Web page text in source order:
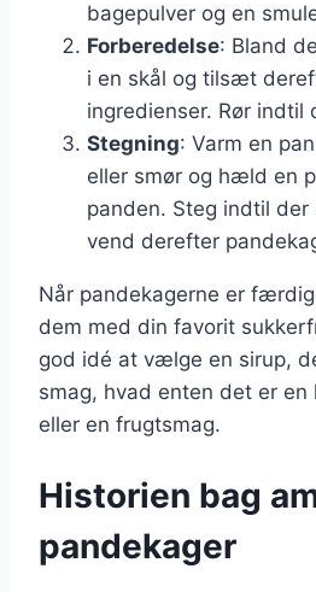
bagepulver og en
Forberedelse: Bland
i en skål og tilsæt
ingredienser. Rør indtil
Stegning: Varm en
eller smør og hæld en
panden. Steg indtil der
vend derefter
Når pandekagerne er
dem med din favorit
god idé at vælge en sirup,
smag, hvad enten det er en
eller en frugtsmag.
Historien bag
pandekager